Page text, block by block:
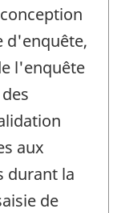
d'enquête,
l'enquête
aux
durant la
de